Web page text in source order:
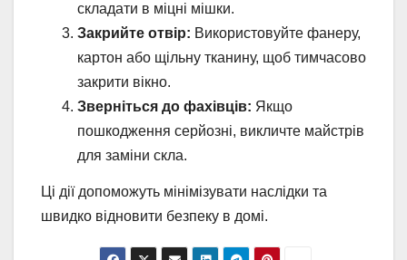
складати в міцні мішки.
Закрийте отвір: Використовуйте фанеру,
картон або щільну тканину, щоб тимчасово
закрити вікно.
Зверніться до фахівців: Якщо
пошкодження серйозні, викличте майстрів
для заміни скла.
Ці дії допоможуть мінімізувати наслідки та
швидко відновити безпеку в домі.